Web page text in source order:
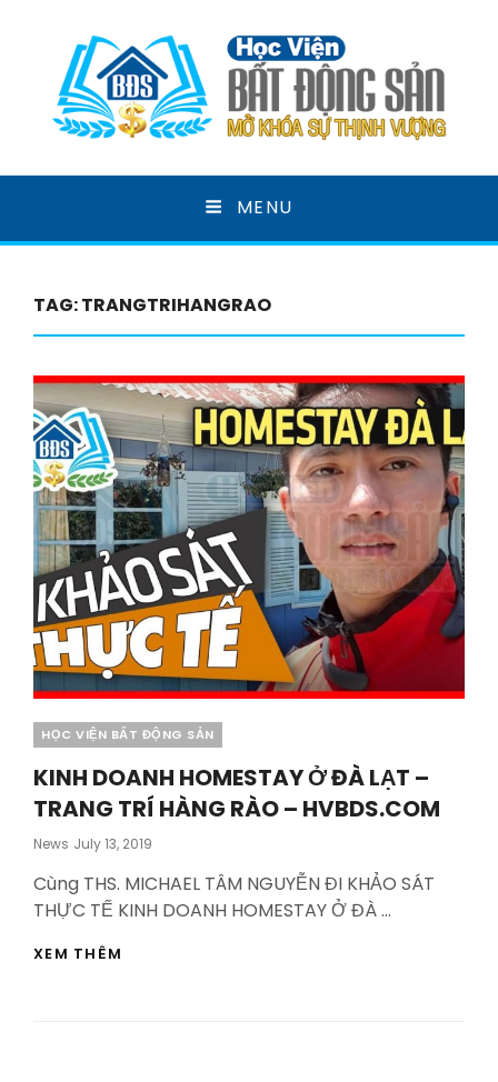
HỌC VIỆN BẤT ĐỘNG
SẢN
MENU
TAG:TRANGTRIHANGRAO
Categories
HỌC VIỆN BẤT ĐỘNG SẢN
KINH DOANH HOMESTAY Ở ĐÀ LẠT –
TRANG TRÍ HÀNG RÀO – HVBDS.COM
News Posted
July 13, 2019
Cùng THS. MICHAEL TÂM NGUYỄN ĐI KHẢO SÁT
THỰC TẾ KINH DOANH HOMESTAY Ở ĐÀ …
XEM THÊM